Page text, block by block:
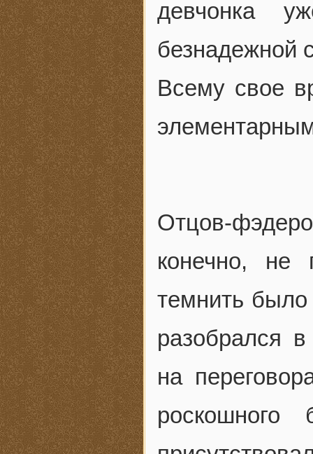
девчонка
безнадежной
Всему свое
Отцов-
конечно, не
темнить
разобрался
на
роскошного